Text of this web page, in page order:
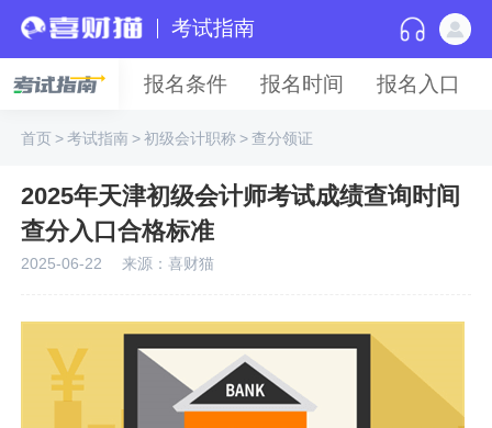
考试指南
报名条件 报名时间 报名入口
首页>考试指南>初级会计职称>查分领证
2025年天津初级会计师考试成绩查询时间
查分入口合格标准
2025-06-22 来源：喜财猫